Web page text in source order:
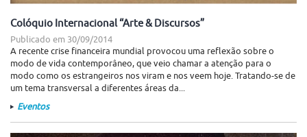
Colóquio Internacional “Arte & Discursos”
Publicado em 30/09/2014
A recente crise financeira mundial provocou uma reflexão sobre o
modo de vida contemporâneo, que veio chamar a atenção para o
modo como os estrangeiros nos viram e nos veem hoje. Tratando-se de
um tema transversal a diferentes áreas da...
Eventos